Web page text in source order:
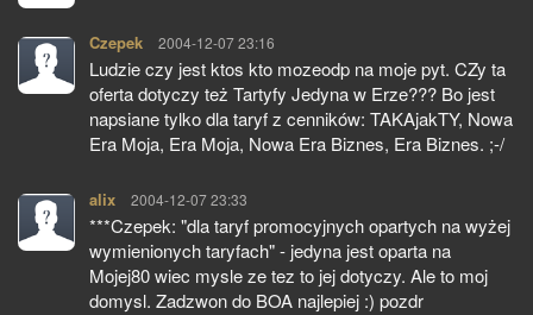
Czepek pisze:
2004-12-07 23:16
Ludzie czy jest ktos kto mozeodp na moje pyt. CZy ta
oferta dotyczy też Tartyfy Jedyna w Erze??? Bo jest
napsiane tylko dla taryf z cenników: TAKAjakTY, Nowa
Era Moja, Era Moja, Nowa Era Biznes, Era Biznes. ;-/
alix pisze:
2004-12-07 23:33
***Czepek: "dla taryf promocyjnych opartych na wyżej
wymienionych taryfach" - jedyna jest oparta na
Mojej80 wiec mysle ze tez to jej dotyczy. Ale to moj
domysl. Zadzwon do BOA najlepiej :) pozdr